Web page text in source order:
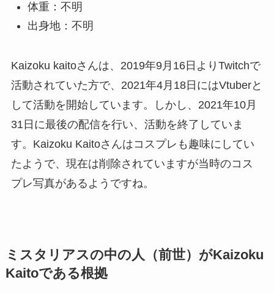
体重：不明
出身地：不明
Kaizoku kaitoさんは、2019年9月16日よりTwitchで
活動されていた方で、2021年4月18日にはVtuberと
して活動を開始しています。しかし、2021年10月
31日に最後の配信を行い、活動を終了していま
す。Kaizoku Kaitoさんはコスプレも趣味にしてい
たようで、現在は削除されていますが当時のコス
プレ写真があるようですね。
ミスタリアスの中の人（前世）がKaizoku
Kaitoである根拠